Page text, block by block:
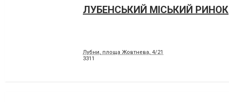
ЛУБЕНСЬКИЙ МІСЬКИЙ РИНОК
Лубни, площа Жовтнева, 4/21
3311